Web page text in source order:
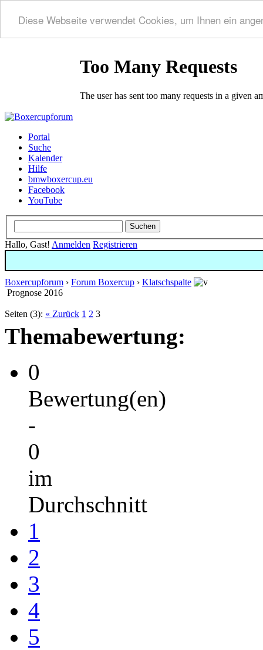
Diese Webseite verwendet Cookies, um Ihnen ein
Portal
Suche
Kalender
Hilfe
bmwboxercup.eu
Facebook
YouTube
Hallo, Gast! Anmelden Registrieren
Boxercupforum › Forum Boxercup › Klatschspalte
Prognose 2016
Seiten (3): « Zurück 1 2 3
Themabewertung:
0
Bewertung(en)
-
0
im
Durchschnitt
1
2
3
4
5